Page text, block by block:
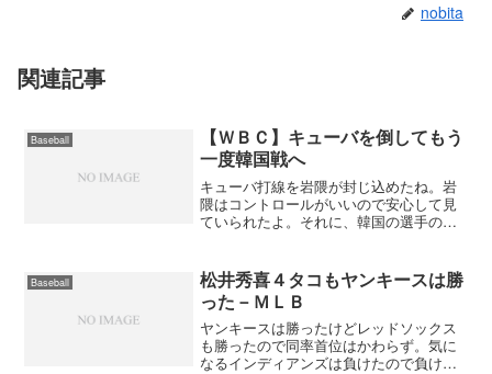
nobita
関連記事
Baseball
【ＷＢＣ】キューバを倒してもう
一度韓国戦へ
キューバ打線を岩隈が封じ込めたね。岩
隈はコントロールがいいので安心して見
ていられたよ。それに、韓国の選手のよ
たれば飛ぶけど、芯に当たらないところ
にコントロールされていた...
Baseball
松井秀喜４タコもヤンキースは勝
った－ＭＬＢ
ヤンキースは勝ったけどレッドソックス
も勝ったので同率首位はかわらず。気に
なるインディアンズは負けたので負け数